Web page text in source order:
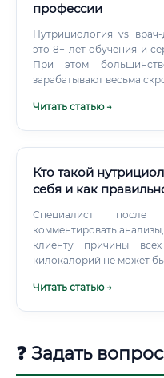
профессии
Нутрициология vs врач-диетолог
это 8+ лет обучения и
При этом
зарабатывают весьма
Читать статью →
Кто такой
себя и как
Специалист после
комментировать
клиенту причины
килокалорий не может
Читать статью →
❓ Задать